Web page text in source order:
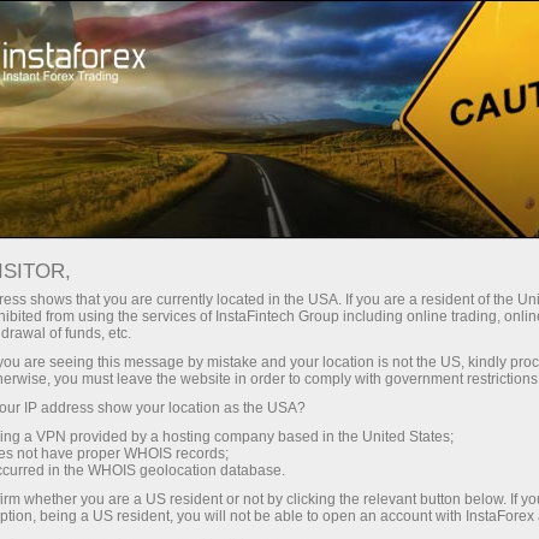
Dành cho Nhà giao dịch
Phân tích Forex
22.04.2026 08:42 AM
Các khuyến nghị giao dịch cho Bitcoin
và Ethereum vào ngày 22 tháng 4
Bitcoin và Ethereum tiếp tục đà tăng trưởng mạnh mẽ,
được hưởng lợi từ những tin tức tích cực ở Trung Đông.
shows that you are currently located in the USA. If you are a resident of the
from using the services of InstaFintech Group including online trading,
of funds, etc.
are seeing this message by mistake and your location is not the US, kindly
you must leave the website in order to comply with government
IP address show your location as the USA?
a VPN provided by a hosting company based in the United States;
not have proper WHOIS records;
in the WHOIS geolocation database.
whether you are a US resident or not by clicking the relevant button below. If
being a US resident, you will not be able to open an account with InstaForex